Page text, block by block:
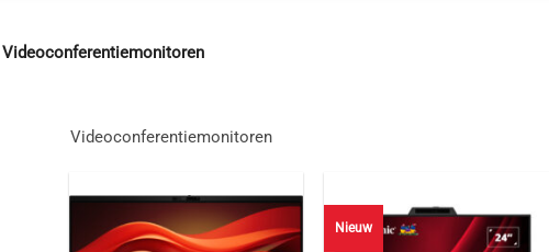
Videoconferentiemonitoren
Videoconferentiemonitoren
Nieuw